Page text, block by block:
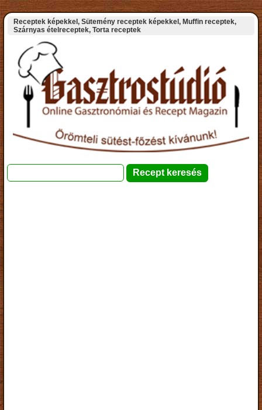
Receptek képekkel, Sütemény receptek képekkel, Muffin receptek,
Szárnyas ételreceptek, Torta receptek